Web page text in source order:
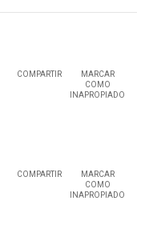
COMPARTIR
MARCAR
COMO
INAPROPIADO
COMPARTIR
MARCAR
COMO
INAPROPIADO